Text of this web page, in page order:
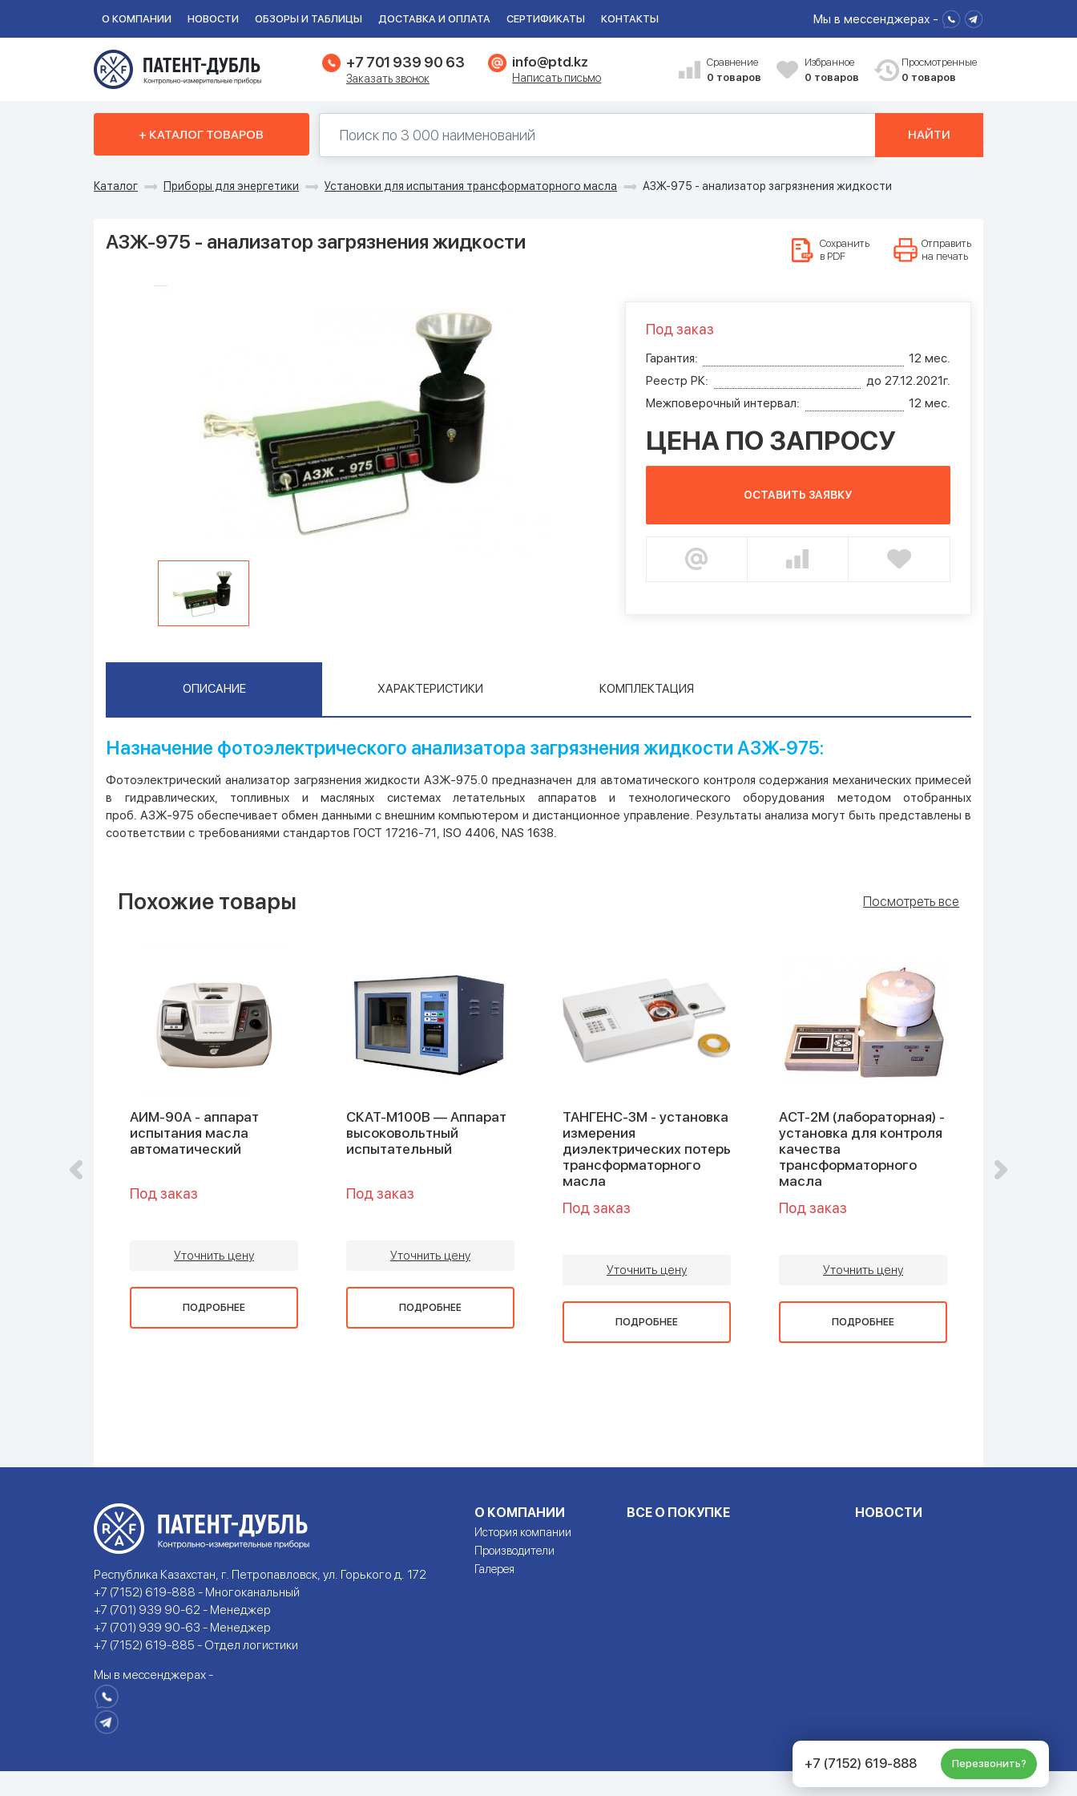
О КОМПАНИИ НОВОСТИ ОБЗОРЫ И ТАБЛИЦЫ ДОСТАВКА И ОПЛАТА СЕРТИФИКАТЫ КОНТАКТЫ Мы в мессенджерах -
+7 701 939 90 63
Заказать звонок
info@ptd.kz
Написать письмо
Сравнение
0 товаров
Избранное
0 товаров
Просмотренные
0 товаров
+ КАТАЛОГ ТОВАРОВ НАЙТИ
Каталог Приборы для энергетики Установки для испытания трансформаторного масла АЗЖ-975 - анализатор загрязнения жидкости
АЗЖ-975 - анализатор загрязнения жидкости
Сохранить
в PDF
Отправить
на печать
Под заказ
Гарантия:
12 мес.
Реестр РК:
до 27.12.2021г.
Межповерочный интервал:
12 мес.
ЦЕНА ПО ЗАПРОСУ
ОСТАВИТЬ ЗАЯВКУ
ОПИСАНИЕ ХАРАКТЕРИСТИКИ КОМПЛЕКТАЦИЯ
Назначение фотоэлектрического анализатора загрязнения жидкости АЗЖ-975:
Фотоэлектрический анализатор загрязнения жидкости АЗЖ-975.0 предназначен для автоматического контроля содержания механических примесей
в гидравлических, топливных и масляных системах летательных аппаратов и технологического оборудования методом отобранных
проб. АЗЖ-975 обеспечивает обмен данными с внешним компьютером и дистанционное управление. Результаты анализа могут быть представлены в
соответствии с требованиями стандартов ГОСТ 17216-71, ISО 4406, NAS 1638.
Похожие товары Посмотреть все
АИМ-90А - аппарат
испытания масла
автоматический
Под заказ
Уточнить цену
ПОДРОБНЕЕ
СКАТ-М100В — Аппарат
высоковольтный
испытательный
Под заказ
Уточнить цену
ПОДРОБНЕЕ
ТАНГЕНС-3М - установка
измерения
диэлектрических потерь
трансформаторного
масла
Под заказ
Уточнить цену
ПОДРОБНЕЕ
АСТ-2М (лабораторная) -
установка для контроля
качества
трансформаторного
масла
Под заказ
Уточнить цену
ПОДРОБНЕЕ
Республика Казахстан, г. Петропавловск, ул. Горького д. 172
+7 (7152) 619-888 - Многоканальный
+7 (701) 939 90-62 - Менеджер
+7 (701) 939 90-63 - Менеджер
+7 (7152) 619-885 - Отдел логистики
Мы в мессенджерах -
О КОМПАНИИ
История компании
Производители
Галерея
ВСЕ О ПОКУПКЕ НОВОСТИ
+7 (7152) 619-888 Перезвонить?